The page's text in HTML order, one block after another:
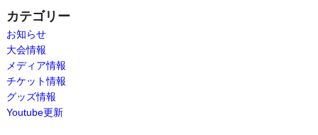
カテゴリー
お知らせ
大会情報
メディア情報
チケット情報
グッズ情報
Youtube更新